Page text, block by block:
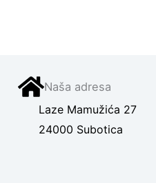
Naša adresa
Laze Mamužića 27
24000 Subotica